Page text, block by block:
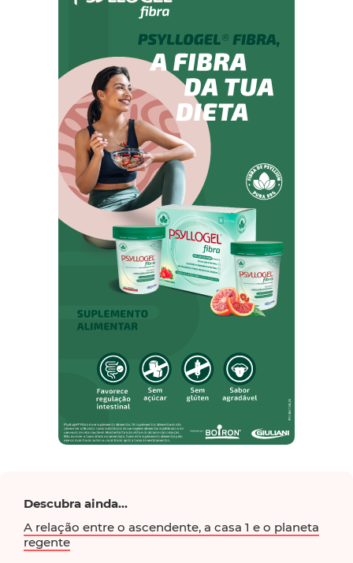
Descubra ainda...
A relação entre o ascendente, a casa 1 e o planeta
regente